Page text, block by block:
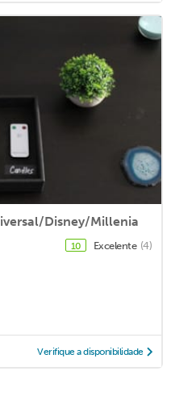
Disney/Millenia
10 Excelente (4)
Verifique a disponibilidade